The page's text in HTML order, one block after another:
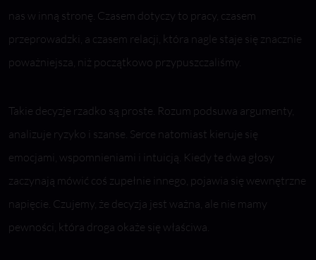
nas w inną stronę. Czasem dotyczy to pracy, czasem
przeprowadzki, a czasem relacji, która nagle staje się znacznie
poważniejsza, niż początkowo przypuszczaliśmy.
Takie decyzje rzadko są proste. Rozum podsuwa argumenty,
analizuje ryzyko i szanse. Serce natomiast kieruje się
emocjami, wspomnieniami i intuicją. Kiedy te dwa głosy
zaczynają mówić coś zupełnie innego, pojawia się wewnętrzne
napięcie. Czujemy, że decyzja jest ważna, ale nie mamy
pewności, która droga okaże się właściwa.